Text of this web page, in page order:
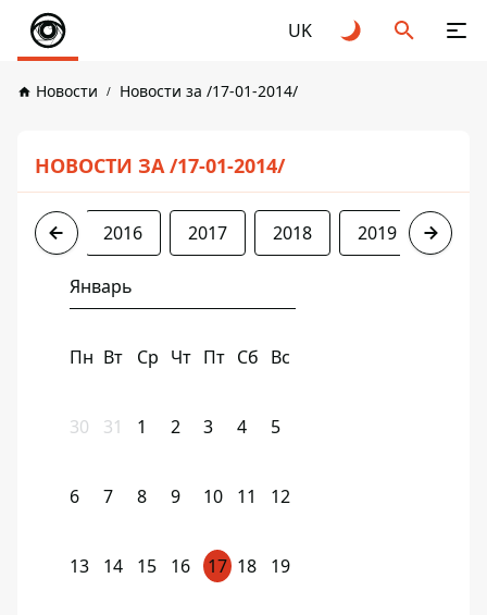
UK
Новости Новости за /17-01-2014/
НОВОСТИ ЗА /17-01-2014/
2014 2016 2017 2018 2019 2020
Январь
Пн Вт Ср Чт Пт Сб Вс
30 31 1 2 3 4 5
6 7 8 9 10 11 12
13 14 15 16 17 18 19